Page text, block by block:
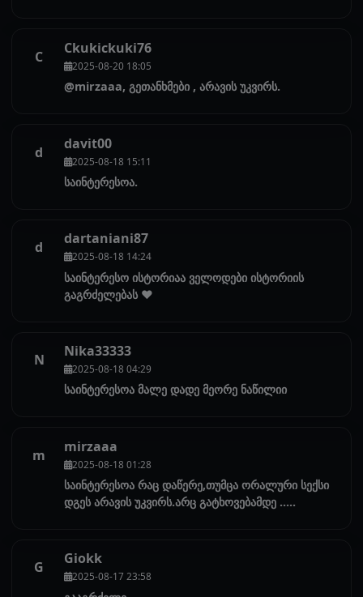
C Ckukickuki76
2025-08-20 18:05
@mirzaaa, გეთანხმები , არავის უკვირს.
d davit00
2025-08-18 15:11
საინტერესოა.
d dartaniani87
2025-08-18 14:24
საინტერესო ისტორიაა ველოდები ისტორიის
გაგრძელებას ♥️
N Nika33333
2025-08-18 04:29
საინტერესოა მალე დადე მეორე ნაწილიი
m mirzaaa
2025-08-18 01:28
საინტერესოა რაც დაწერე,თუმცა ორალური სექსი
დგეს არავის უკვირს.არც გატხოვებამდე .....
G Giokk
2025-08-17 23:58